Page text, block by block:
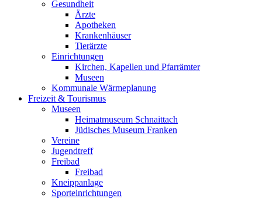
Gesundheit
Ärzte
Apotheken
Krankenhäuser
Tierärzte
Einrichtungen
Kirchen, Kapellen und Pfarrämter
Museen
Kommunale Wärmeplanung
Freizeit & Tourismus
Museen
Heimatmuseum Schnaittach
Jüdisches Museum Franken
Vereine
Jugendtreff
Freibad
Freibad
Kneippanlage
Sporteinrichtungen